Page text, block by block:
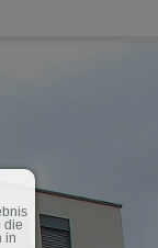
die
in